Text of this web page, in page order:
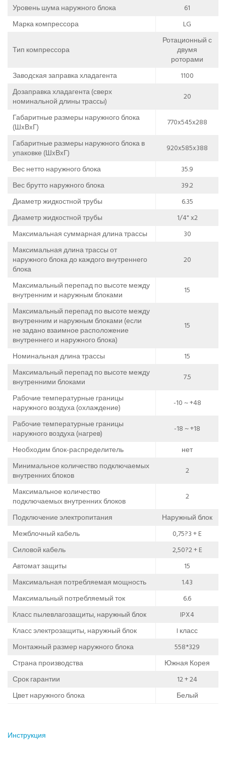
Уровень шума наружного блока
61
Марка компрессора
LG
Тип компрессора
Ротационный с
двумя
роторами
Заводская заправка хладагента
1100
Дозаправка хладагента (сверх
номинальной длины трассы)
20
Габаритные размеры наружного блока
(ШxВxГ)
770x545x288
Габаритные размеры наружного блока в
упаковке (ШxВxГ)
920x585x388
Вес нетто наружного блока
35.9
Вес брутто наружного блока
39.2
Диаметр жидкостной трубы
6.35
Диаметр жидкостной трубы
1/4" x2
Максимальная суммарная длина трассы
30
Максимальная длина трассы от
наружного блока до каждого внутреннего
блока
20
Максимальный перепад по высоте между
внутренним и наружным блоками
15
Максимальный перепад по высоте между
внутренним и наружным блоками (если
не задано взаимное расположение
внутреннего и наружного блока)
15
Номинальная длина трассы
15
Максимальный перепад по высоте между
внутренними блоками
7.5
Рабочие температурные границы
наружного воздуха (охлаждение)
-10 ~ +48
Рабочие температурные границы
наружного воздуха (нагрев)
-18 ~ +18
Необходим блок-раcпределитель
нет
Минимальное количество подключаемых
внутренних блоков
2
Максимальное количество
подключаемых внутренних блоков
2
Подключение электропитания
Наружный блок
Межблочный кабель
0,75?3 + E
Силовой кабель
2,50?2 + E
Автомат защиты
15
Максимальная потребляемая мощность
1.43
Максимальный потребляемый ток
6.6
Класс пылевлагозащиты, наружный блок
IPX4
Класс электрозащиты, наружный блок
I класс
Монтажный размер наружного блока
558*329
Страна производства
Южная Корея
Срок гарантии
12 + 24
Цвет наружного блока
Белый
Инструкция